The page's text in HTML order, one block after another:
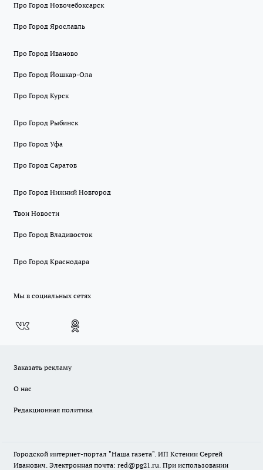
Про Город Новочебоксарск
Про Город Ярославль
Про Город Иваново
Про Город Йошкар-Ола
Про Город Курск
Про Город Рыбинск
Про Город Уфа
Про Город Саратов
Про Город Нижний Новгород
Твои Новости
Про Город Владивосток
Про Город Краснодара
Мы в социальных сетях
Заказать рекламу
О нас
Редакционная политика
Городской интернет-портал "Наша газета". ИП Кстенин Сергей
Иванович. Электронная почта: red@pg21.ru. При использовании